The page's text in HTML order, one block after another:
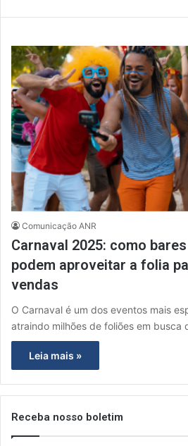
Comunicação ANR
Carnaval 2025: como
podem aproveitar a folia
vendas
O Carnaval é um dos eventos mais
atraindo milhões de foliões em busca
Leia mais »
Receba nosso boletim